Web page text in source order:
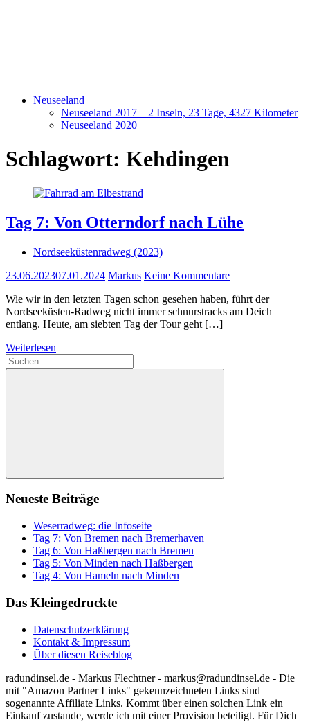
Neuseeland
Neuseeland 2017 – 2 Inseln, 23 Tage, 4327 Kilometer
Neuseeland 2020
Schlagwort: Kehdingen
Tag 7: Von Otterndorf nach Lühe
Nordseeküstenradweg (2023)
23.06.202307.01.2024 Markus Keine Kommentare
Wie wir in den letzten Tagen schon gesehen haben, führt der
Nordseeküsten-Radweg nicht immer schnurstracks am Deich
entlang. Heute, am siebten Tag der Tour geht […]
Weiterlesen
Suchen
nach:
Suchen
Neueste Beiträge
Weserradweg: die Infoseite
Tag 7: Von Bremen nach Bremerhaven
Tag 6: Von Haßbergen nach Bremen
Tag 5: Von Minden nach Haßbergen
Tag 4: Von Hameln nach Minden
Das Kleingedruckte
Datenschutzerklärung
Kontakt & Impressum
Über diesen Reiseblog
radundinsel.de - Markus Flechtner - markus@radundinsel.de - Die
mit "Amazon Partner Links" gekennzeichneten Links sind
sogenannte Affiliate Links. Kommt über einen solchen Link ein
Einkauf zustande, werde ich mit einer Provision beteiligt. Für Dich